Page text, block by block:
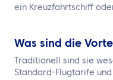
ein Kreuzfahrtschiff
Was sind die
Traditionell sind sie
Standard-Flugtarife